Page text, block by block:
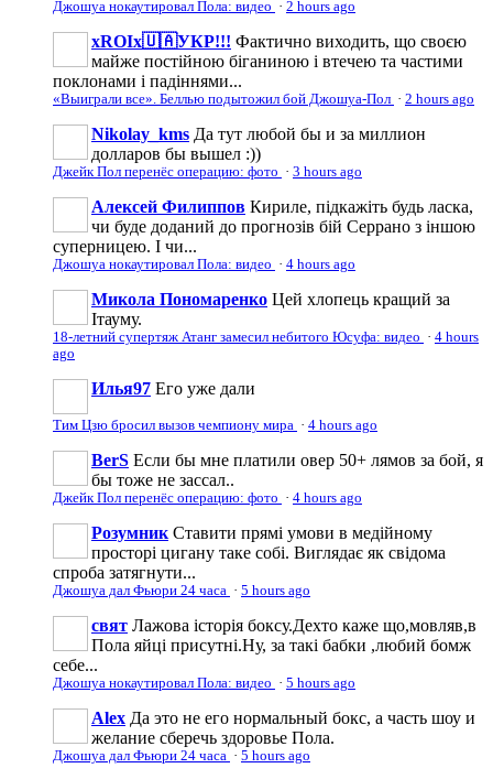
Джошуа нокаутировал Пола: видео · 2 hours ago
xROIx🇺🇦УКР!!! Фактично виходить, що своєю
майже постійною біганиною і втечею та частими
поклонами і падіннями...
«Выиграли все». Беллью подытожил бой Джошуа-Пол · 2 hours ago
Nikolay_kms Да тут любой бы и за миллион
долларов бы вышел :))
Джейк Пол перенёс операцию: фото · 3 hours ago
Алексей Филиппов Кириле, підкажіть будь ласка,
чи буде доданий до прогнозів бій Серрано з іншою
суперницею. І чи...
Джошуа нокаутировал Пола: видео · 4 hours ago
Микола Пономаренко Цей хлопець кращий за
Ітауму.
18-летний супертяж Атанг замесил небитого Юсуфа: видео · 4 hours
ago
Илья97 Его уже дали
Тим Цзю бросил вызов чемпиону мира · 4 hours ago
BerS Если бы мне платили овер 50+ лямов за бой, я
бы тоже не зассал..
Джейк Пол перенёс операцию: фото · 4 hours ago
Розумник Ставити прямі умови в медійному
просторі цигану таке собі. Виглядає як свідома
спроба затягнути...
Джошуа дал Фьюри 24 часа · 5 hours ago
свят Лажова історія боксу.Дехто каже що,мовляв,в
Пола яйці присутні.Ну, за такі бабки ,любий бомж
себе...
Джошуа нокаутировал Пола: видео · 5 hours ago
Аlеx Да это не его нормальный бокс, а часть шоу и
желание сберечь здоровье Пола.
Джошуа дал Фьюри 24 часа · 5 hours ago